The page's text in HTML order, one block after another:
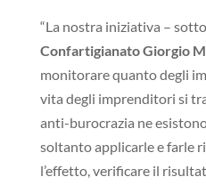
“La nostra iniziativa –
Confartigianato Giorgio
monitorare quanto degli
vita degli imprenditori si
anti-burocrazia ne
soltanto applicarle e farle
l’effetto, verificare il